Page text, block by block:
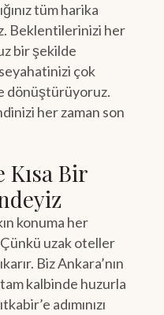
tüm harika
Beklentilerinizi her
bir şekilde
çok
dönüştürüyoruz.
her zaman son
Kısa Bir
konuma her
uzak oteller
Biz Ankara’nın
kalbinde huzurla
adımınızı